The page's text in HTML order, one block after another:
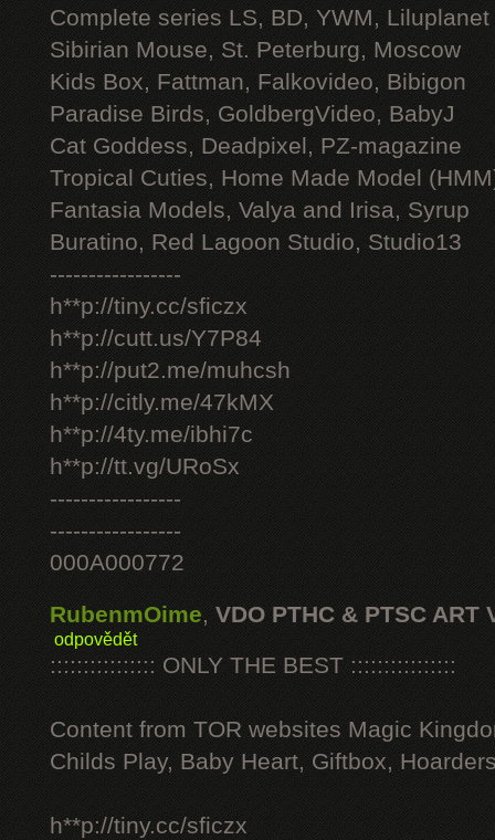
Complete series LS, BD, YWM, Liluplanet
Sibirian Mouse, St. Peterburg, Moscow
Kids Box, Fattman, Falkovideo, Bibigon
Paradise Birds, GoldbergVideo, BabyJ
Cat Goddess, Deadpixel, PZ-magazine
Tropical Cuties, Home Made Model
Fantasia Models, Valya and Irisa, Syrup
Buratino, Red Lagoon Studio, Studio13
-----------------
h**p://tiny.cc/sficzx
h**p://cutt.us/Y7P84
h**p://put2.me/muhcsh
h**p://citly.me/47kMX
h**p://4ty.me/ibhi7c
h**p://tt.vg/URoSx
-----------------
-----------------
000A000772
RubenmOime, VDO PTHC & PTSC ART
odpovědět
:::::::::::::::: ONLY THE BEST ::::::::::::::::
Content from TOR websites Magic
Childs Play, Baby Heart, Giftbox,
h**p://tiny.cc/sficzx